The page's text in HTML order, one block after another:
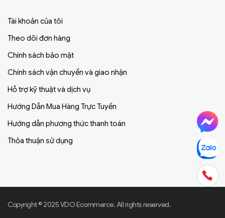
Tài khoản của tôi
Theo dõi đơn hàng
Chính sách bảo mật
Chính sách vận chuyển và giao nhận
Hỗ trợ kỹ thuật và dịch vụ
Hướng Dẫn Mua Hàng Trực Tuyến
Hướng dẫn phương thức thanh toán
Thỏa thuận sử dụng
Copyright © 2025 VDO Ecommerce. All rights reserved.